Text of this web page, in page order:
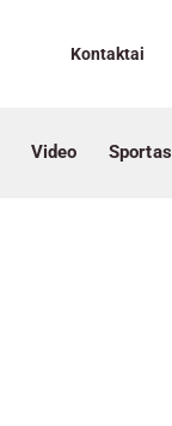
Kontaktai
Video Sportas